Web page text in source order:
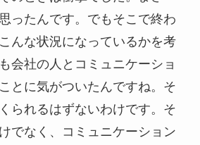
ったんです。でもそこで終わ
んな状況になっているかを考
会社の人とコミュニケーショ
とに気がついたんですね。そ
られるはずないわけです。そ
でなく、コミュニケーション